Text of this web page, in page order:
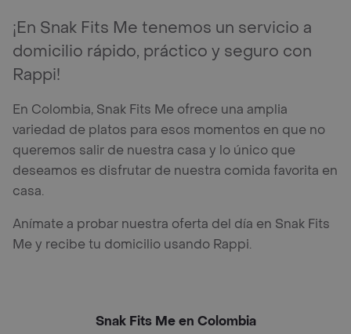
¡En Snak Fits Me tenemos un servicio a
domicilio rápido, práctico y seguro con
Rappi!
En Colombia, Snak Fits Me ofrece una amplia
variedad de platos para esos momentos en que no
queremos salir de nuestra casa y lo único que
deseamos es disfrutar de nuestra comida favorita en
casa.
Anímate a probar nuestra oferta del día en Snak Fits
Me y recibe tu domicilio usando Rappi.
Snak Fits Me en Colombia